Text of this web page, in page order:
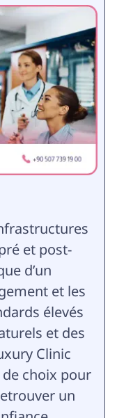
et post-
d’un
et les
élevés
et des
Clinic
choix pour
un